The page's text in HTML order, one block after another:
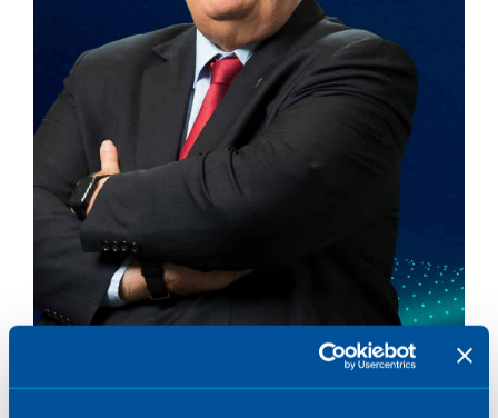
Joaquín Botella: ‘Being a CTE